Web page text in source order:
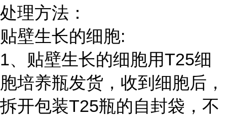
处理方法：
贴壁生长的细胞:
1、贴壁生长的细胞用T25细
胞培养瓶发货，收到细胞后，
拆开包装T25瓶的自封袋，不